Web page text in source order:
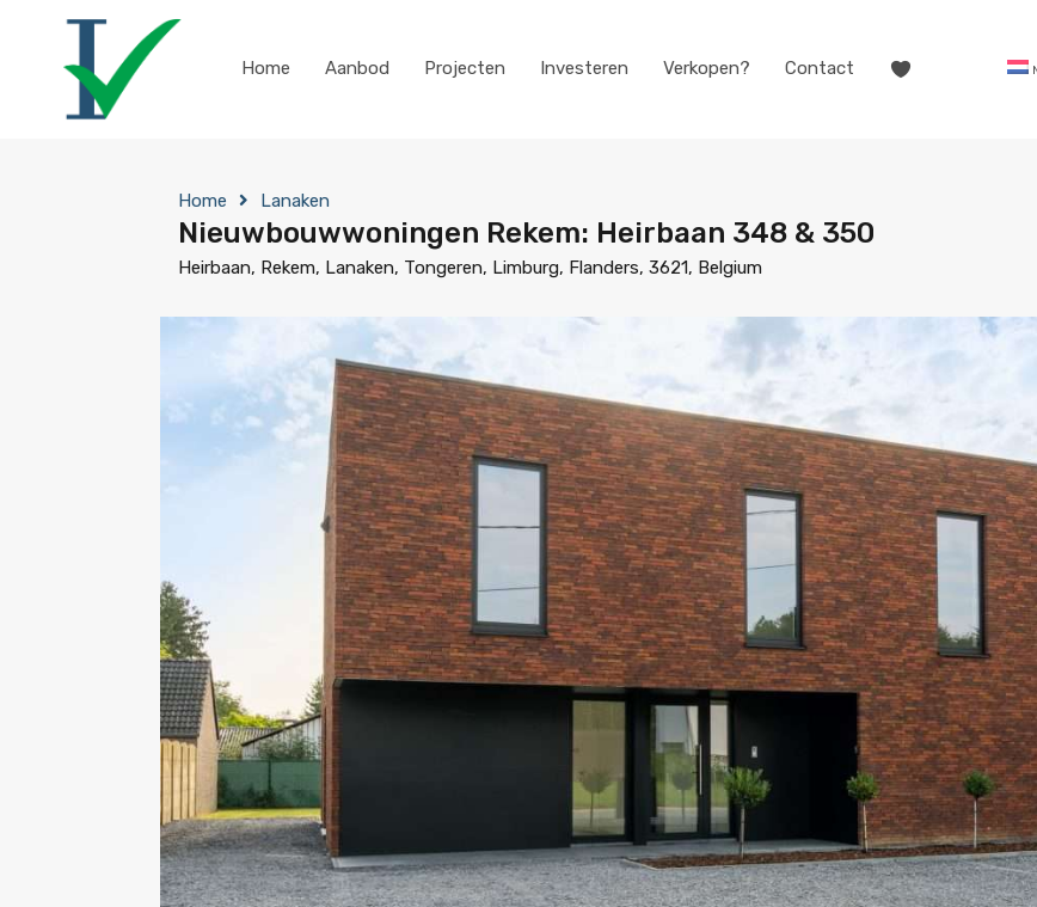
Home Aanbod Projecten Investeren Verkopen? Contact
Home Lanaken
Nieuwbouwwoningen Rekem: Heirbaan 348 & 350
Heirbaan, Rekem, Lanaken, Tongeren, Limburg, Flanders, 3621, Belgium